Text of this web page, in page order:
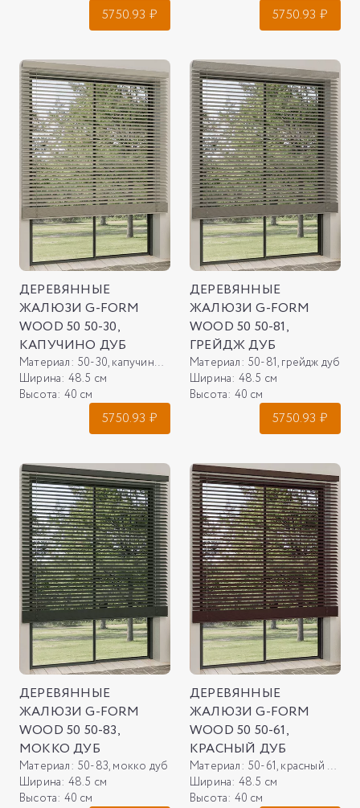
5750.93 ₽ 5750.93 ₽
ДЕРЕВЯННЫЕ
ЖАЛЮЗИ G-FORM
WOOD 50 50-30,
КАПУЧИНО ДУБ
Материал: 50-30, капучино дуб
Ширина: 48.5 см
Высота: 40 см
5750.93 ₽
ДЕРЕВЯННЫЕ
ЖАЛЮЗИ G-FORM
WOOD 50 50-81,
ГРЕЙДЖ ДУБ
Материал: 50-81, грейдж дуб
Ширина: 48.5 см
Высота: 40 см
5750.93 ₽
ДЕРЕВЯННЫЕ
ЖАЛЮЗИ G-FORM
WOOD 50 50-83,
МОККО ДУБ
Материал: 50-83, мокко дуб
Ширина: 48.5 см
Высота: 40 см
ДЕРЕВЯННЫЕ
ЖАЛЮЗИ G-FORM
WOOD 50 50-61,
КРАСНЫЙ ДУБ
Материал: 50-61, красный дуб
Ширина: 48.5 см
Высота: 40 см